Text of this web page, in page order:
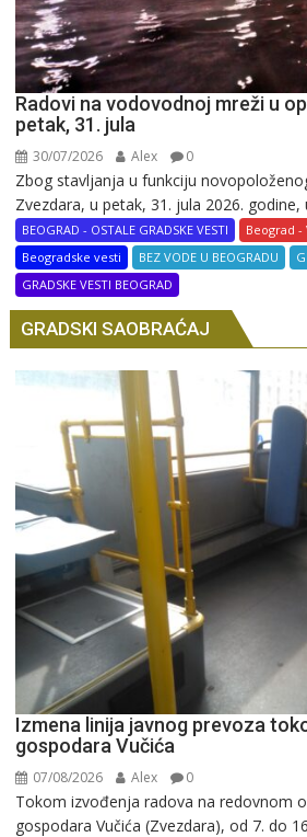
Radovi na vodovodnoj mreži u
petak, 31. jula
30/07/2026 Alex 0
Zbog stavljanja u funkciju
Zvezdara, u petak, 31. jula 2026. godine,
BEOGRAD - OSTALE GRADSKE VESTI
Beograd -
Beogradske vesti
BEZ VODE U BEOGRADU
GRADSKE VESTI BEOGRAD
GRADSKI SAOBRAĆAJ
Izmena linija javnog prevoza
gospodara Vučića
07/08/2026 Alex 0
Tokom izvođenja radova na redovnom
gospodara Vučića (Zvezdara), od 7. do